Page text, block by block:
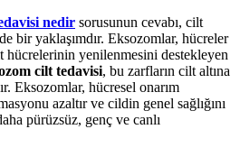
nedir sorusunun cevabı, cilt
bir yaklaşımdır. Eksozomlar, hücreler
hücrelerinin yenilenmesini destekleyen
cilt tedavisi, bu zarfların cilt altına
Eksozomlar, hücresel onarım
azaltır ve cildin genel sağlığını
pürüzsüz, genç ve canlı